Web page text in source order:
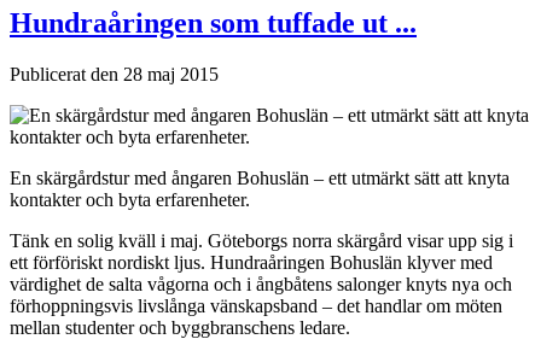
Hundraåringen som tuffade ut ...
Publicerat den 28 maj 2015
En skärgårdstur med ångaren Bohuslän – ett utmärkt sätt att knyta
kontakter och byta erfarenheter.
Tänk en solig kväll i maj. Göteborgs norra skärgård visar upp sig i
ett förföriskt nordiskt ljus. Hundraåringen Bohuslän klyver med
värdighet de salta vågorna och i ångbåtens salonger knyts nya och
förhoppningsvis livslånga vänskapsband – det handlar om möten
mellan studenter och byggbranschens ledare.